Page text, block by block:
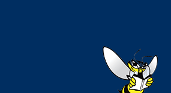
Izletište i vinotočje VINIA